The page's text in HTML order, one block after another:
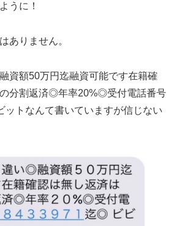
うに！
ありません。
額50万円迄融資可能です在籍確
分割返済◎年率20%◎受付電話番号
トなんて書いていますが信じない